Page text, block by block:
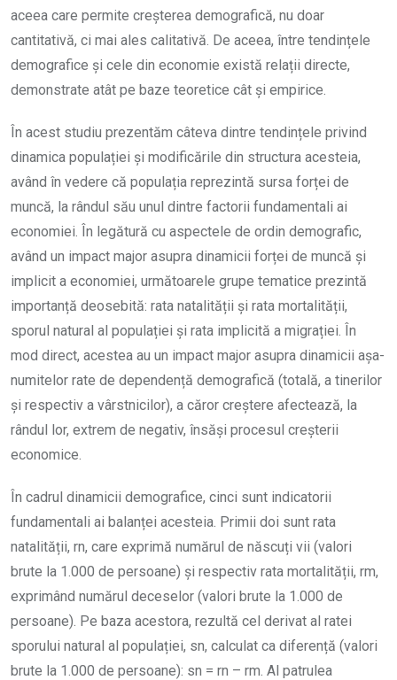
aceea care permite creșterea demografică, nu doar
cantitativă, ci mai ales calitativă. De aceea, între tendințele
demografice și cele din economie există relații directe,
demonstrate atât pe baze teoretice cât și empirice.
În acest studiu prezentăm câteva dintre tendințele privind
dinamica populației și modificările din structura acesteia,
având în vedere că populația reprezintă sursa forței de
muncă, la rândul său unul dintre factorii fundamentali ai
economiei. În legătură cu aspectele de ordin demografic,
având un impact major asupra dinamicii forței de muncă și
implicit a economiei, următoarele grupe tematice prezintă
importanță deosebită: rata natalității și rata mortalității,
sporul natural al populației și rata implicită a migrației. În
mod direct, acestea au un impact major asupra dinamicii așa-
numitelor rate de dependență demografică (totală, a tinerilor
și respectiv a vârstnicilor), a căror creștere afectează, la
rândul lor, extrem de negativ, însăși procesul creșterii
economice.
În cadrul dinamicii demografice, cinci sunt indicatorii
fundamentali ai balanței acesteia. Primii doi sunt rata
natalității, rn, care exprimă numărul de născuți vii (valori
brute la 1.000 de persoane) și respectiv rata mortalității, rm,
exprimând numărul deceselor (valori brute la 1.000 de
persoane). Pe baza acestora, rezultă cel derivat al ratei
sporului natural al populației, sn, calculat ca diferență (valori
brute la 1.000 de persoane): sn = rn – rm. Al patrulea